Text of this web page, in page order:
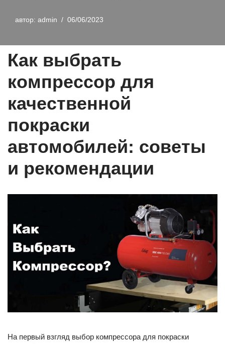
автор: admin 06/06/2023
Как выбрать
компрессор для
качественной
покраски
автомобилей: советы
и рекомендации
На первый взгляд выбор компрессора для покраски